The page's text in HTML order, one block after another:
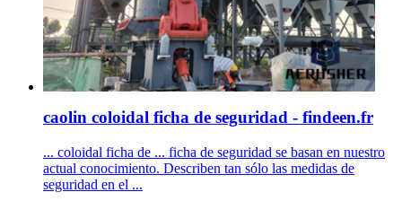
caolin coloidal ficha de seguridad - findeen.fr
... coloidal ficha de ... ficha de seguridad se basan en nuestro
actual conocimiento. Describen tan sólo las medidas de
seguridad en el ...